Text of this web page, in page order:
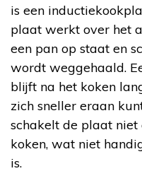
is een
plaat werkt over het
een pan op staat en
wordt weggehaald.
blijft na het koken
zich sneller eraan
schakelt de plaat
koken, wat niet
is.